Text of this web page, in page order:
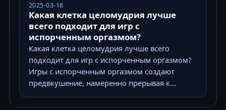
2025-03-18
Какая клетка целомудрия лучше
всего подходит для игр с
испорченным оргазмом?
Какая клетка целомудрия лучше всего
подходит для игр с испорченным оргазмом?
Игры с испорченным оргазмом создают
предвкушение, намеренно прерывая к...